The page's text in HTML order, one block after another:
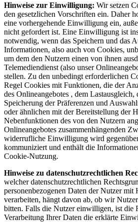
Hinweise zur Einwilligung: Wir setzen
den gesetzlichen Vorschriften ein. Daher
eine vorhergehende Einwilligung ein,
nicht gefordert ist. Eine Einwilligung ist
notwendig, wenn das Speichern und das
Informationen, also auch von Cookies,
um dem den Nutzern einen von ihnen
Telemediendienst (also unser
stellen. Zu den unbedingt erforderlichen
Regel Cookies mit Funktionen, die der
des Onlineangebotes , dem Lastausgleich,
Speicherung der Präferenzen und
oder ähnlichen mit der Bereitstellung der
Nebenfunktionen des von den Nutzern
Onlineangebotes zusammenhängenden
widerrufliche Einwilligung wird
kommuniziert und enthält die
Cookie-Nutzung.
Hinweise zu datenschutzrechtlichen
welcher datenschutzrechtlichen
personenbezogenen Daten der Nutzer
verarbeiten, hängt davon ab, ob wir
bitten. Falls die Nutzer einwilligen, ist die
Verarbeitung Ihrer Daten die erklärte